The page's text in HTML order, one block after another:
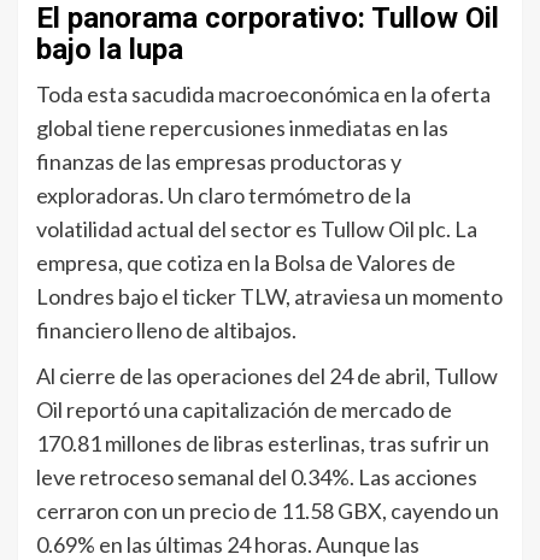
El panorama corporativo: Tullow Oil
bajo la lupa
Toda esta sacudida macroeconómica en la oferta
global tiene repercusiones inmediatas en las
finanzas de las empresas productoras y
exploradoras. Un claro termómetro de la
volatilidad actual del sector es Tullow Oil plc. La
empresa, que cotiza en la Bolsa de Valores de
Londres bajo el ticker TLW, atraviesa un momento
financiero lleno de altibajos.
Al cierre de las operaciones del 24 de abril, Tullow
Oil reportó una capitalización de mercado de
170.81 millones de libras esterlinas, tras sufrir un
leve retroceso semanal del 0.34%. Las acciones
cerraron con un precio de 11.58 GBX, cayendo un
0.69% en las últimas 24 horas. Aunque las